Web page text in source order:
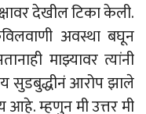
देखील टिका केली.
अवस्था बघून
माझ्यावर त्यांनी
सुडबुद्धीनं आरोप झाले
म्हणुन मी उत्तर मी